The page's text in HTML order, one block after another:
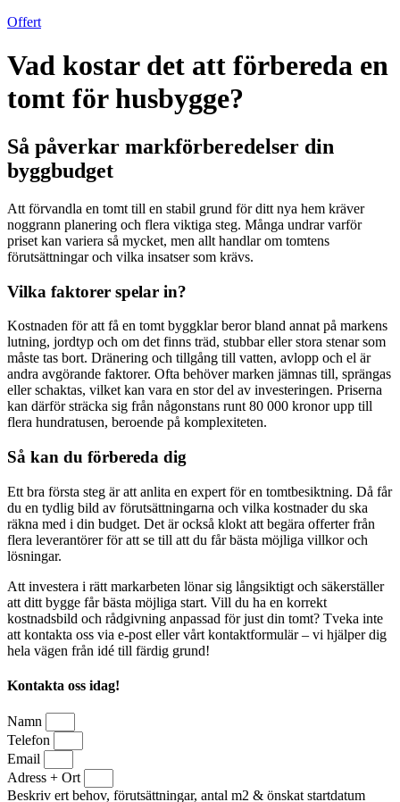
Offert
Vad kostar det att förbereda en
tomt för husbygge?
Så påverkar markförberedelser din
byggbudget
Att förvandla en tomt till en stabil grund för ditt nya hem kräver
noggrann planering och flera viktiga steg. Många undrar varför
priset kan variera så mycket, men allt handlar om tomtens
förutsättningar och vilka insatser som krävs.
Vilka faktorer spelar in?
Kostnaden för att få en tomt byggklar beror bland annat på markens
lutning, jordtyp och om det finns träd, stubbar eller stora stenar som
måste tas bort. Dränering och tillgång till vatten, avlopp och el är
andra avgörande faktorer. Ofta behöver marken jämnas till, sprängas
eller schaktas, vilket kan vara en stor del av investeringen. Priserna
kan därför sträcka sig från någonstans runt 80 000 kronor upp till
flera hundratusen, beroende på komplexiteten.
Så kan du förbereda dig
Ett bra första steg är att anlita en expert för en tomtbesiktning. Då får
du en tydlig bild av förutsättningarna och vilka kostnader du ska
räkna med i din budget. Det är också klokt att begära offerter från
flera leverantörer för att se till att du får bästa möjliga villkor och
lösningar.
Att investera i rätt markarbeten lönar sig långsiktigt och säkerställer
att ditt bygge får bästa möjliga start. Vill du ha en korrekt
kostnadsbild och rådgivning anpassad för just din tomt? Tveka inte
att kontakta oss via e-post eller vårt kontaktformulär – vi hjälper dig
hela vägen från idé till färdig grund!
Kontakta oss idag!
Namn
Telefon
Email
Adress + Ort
Beskriv ert behov, förutsättningar, antal m2 & önskat startdatum